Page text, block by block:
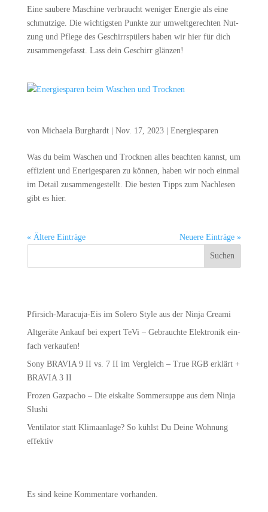
Eine sau­be­re Maschi­ne ver­braucht weni­ger Ener­gie als eine
schmut­zi­ge. Die wich­tigs­ten Punk­te zur umwelt­ge­rech­ten Nut­
zung und Pfle­ge des Geschirr­spü­lers haben wir hier für dich
zusam­men­ge­fasst. Lass dein Geschirr glänzen!
von Michaela Burghardt| Nov. 17, 2023| Energiesparen
Was du beim Waschen und Trock­nen alles beach­ten kannst, um
effi­zi­ent und Ene­ri­ge­spa­ren zu kön­nen, haben wir noch ein­mal
im Detail zusam­men­ge­stellt. Die bes­ten Tipps zum Nach­le­sen
gibt es hier.
« Ältere Einträge Neuere Einträge »
Suchen
Pfir­sich-Mara­cu­ja-Eis im Sole­ro Style aus der Nin­ja Creami
Alt­ge­rä­te Ankauf bei expert TeVi – Gebrauch­te Elek­tro­nik ein­
fach verkaufen!
Sony BRAVIA 9 II vs. 7 II im Ver­gleich – True RGB erklärt +
BRAVIA 3 II
Fro­zen Gaz­pa­cho – Die eis­kal­te Som­mer­sup­pe aus dem Nin­ja
Slushi
Ven­ti­la­tor statt Kli­ma­an­la­ge? So kühlst Du Dei­ne Woh­nung
effektiv
Es sind keine Kommentare vorhanden.